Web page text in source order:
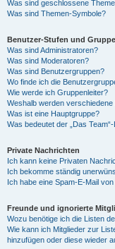
Was sind geschlossene
Was sind Themen-Symbole?
Benutzer-Stufen und
Was sind Administratoren?
Was sind Moderatoren?
Was sind Benutzergruppen?
Wo finde ich die
Wie werde ich Gruppenleiter?
Weshalb werden
Was ist eine Hauptgruppe?
Was bedeutet der „Das
Private Nachrichten
Ich kann keine Privaten
Ich bekomme ständig
Ich habe eine Spam-E-Mail
Freunde und ignorierte
Wozu benötige ich die Listen
Wie kann ich Mitglieder zur
hinzufügen oder diese wieder